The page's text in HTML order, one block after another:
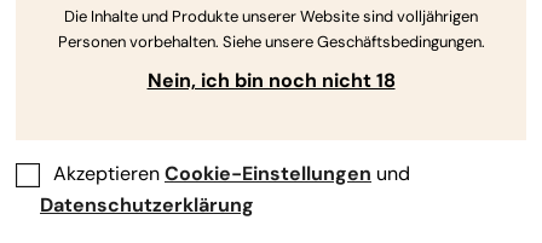
Ich würde gerne anbauen...
Die Inhalte und Produkte unserer Website sind volljährigen
Personen vorbehalten. Siehe unsere Geschäftsbedingungen.
Nein, ich bin noch nicht 18
AkzeptierenCookie-Einstellungen und
Datenschutzerklärung